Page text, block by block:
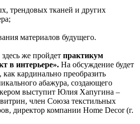
трендовых тканей и других
материалов будущего.
здесь же пройдет практикум
в интерьере». На обсуждение будет
кардинально преобразить
абажура, создающего
выступит Юлия Хапугина –
член Союза текстильных
директор компании Home Decor (г.